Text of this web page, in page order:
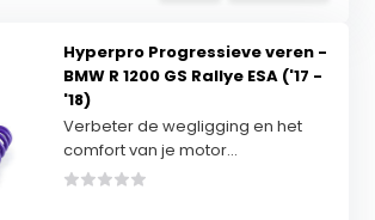
Hyperpro Progressieve veren -
BMW R 1200 GS Rallye ESA ('17 -
'18)
Verbeter de wegligging en het
comfort van je motor...